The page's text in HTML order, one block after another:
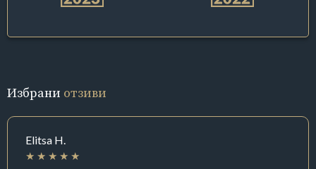
Избрани отзиви
Elitsa H.